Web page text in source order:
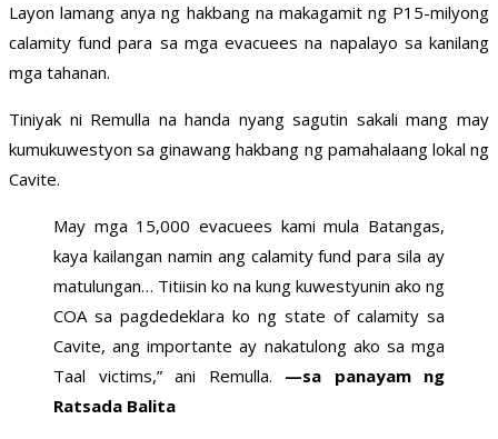
Layon lamang anya ng hakbang na makagamit ng P15-milyong
calamity fund para sa mga evacuees na napalayo sa kanilang
mga tahanan.
Tiniyak ni Remulla na handa nyang sagutin sakali mang may
kumukuwestyon sa ginawang hakbang ng pamahalaang lokal ng
Cavite.
May mga 15,000 evacuees kami mula Batangas,
kaya kailangan namin ang calamity fund para sila ay
matulungan… Titiisin ko na kung kuwestyunin ako ng
COA sa pagdedeklara ko ng state of calamity sa
Cavite, ang importante ay nakatulong ako sa mga
Taal victims,” ani Remulla. —sa panayam ng
Ratsada Balita